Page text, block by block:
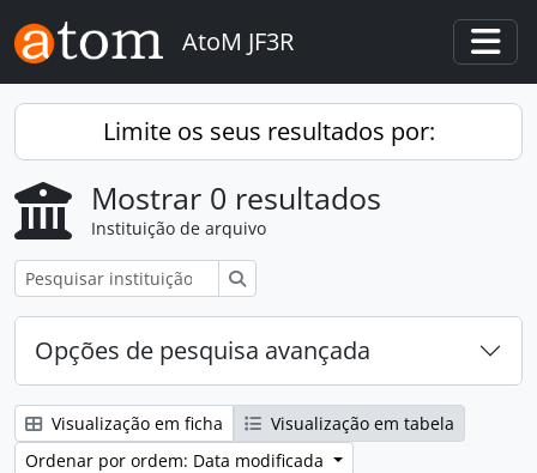
Skip to main content
AtoM JF3R
Limite os seus resultados por:
Mostrar 0 resultados
Instituição de arquivo
Opções de pesquisa avançada
Visualização em ficha
Visualização em tabela
Ordenar por ordem: Data modificada